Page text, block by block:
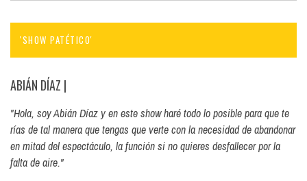
'SHOW PATÉTICO'
ABIÁN DÍAZ |
"Hola, soy Abián Díaz y en este show haré todo lo posible para que te
rías de tal manera que tengas que verte con la necesidad de abandonar
en mitad del espectáculo, la función si no quieres desfallecer por la
falta de aire."